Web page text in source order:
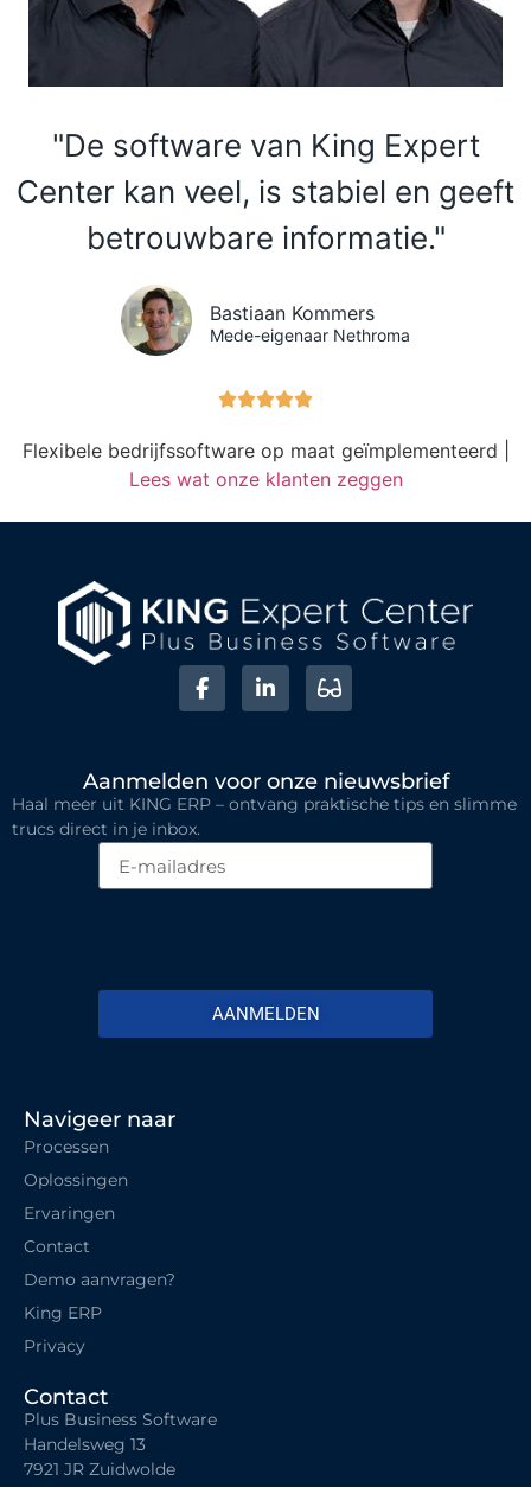
"De software van King Expert
Center kan veel, is stabiel en geeft
betrouwbare informatie."
Bastiaan Kommers
Mede-eigenaar Nethroma

Flexibele bedrijfssoftware op maat geïmplementeerd |
Lees wat onze klanten zeggen
Aanmelden voor onze nieuwsbrief
Haal meer uit KING ERP – ontvang praktische tips en slimme
trucs direct in je inbox.
AANMELDEN
Navigeer naar
Processen
Oplossingen
Ervaringen
Contact
Demo aanvragen?
King ERP
Privacy
Contact
Plus Business Software
Handelsweg 13
7921 JR Zuidwolde